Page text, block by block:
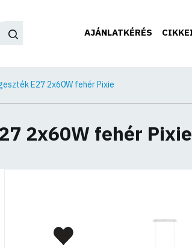
AJÁNLATKÉRÉS
E27 2x60W fehér Pixie
2x60W fehér Pixie